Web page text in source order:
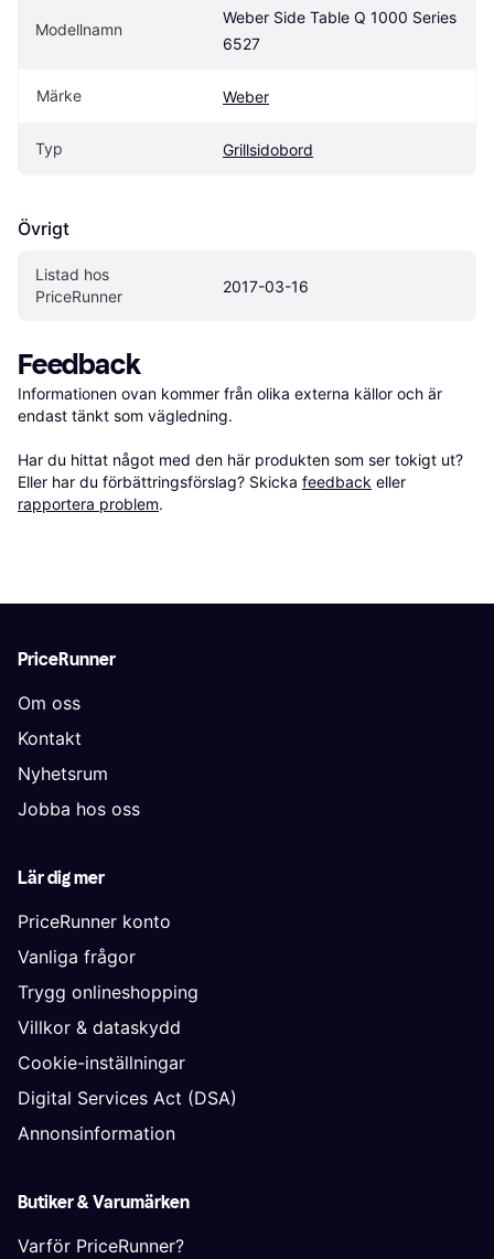
Modellnamn
Weber Side Table Q 1000 Series
6527
Märke Weber
Typ Grillsidobord
Övrigt
Listad hos
PriceRunner
2017-03-16
Feedback
Informationen ovan kommer från olika externa källor och är
endast tänkt som vägledning.
Har du hittat något med den här produkten som ser tokigt ut?
Eller har du förbättringsförslag? Skicka feedback eller
rapportera problem.
PriceRunner
Om oss
Kontakt
Nyhetsrum
Jobba hos oss
Lär dig mer
PriceRunner konto
Vanliga frågor
Trygg onlineshopping
Villkor & dataskydd
Cookie-inställningar
Digital Services Act (DSA)
Annonsinformation
Butiker & Varumärken
Varför PriceRunner?